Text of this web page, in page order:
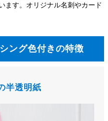
ます。オリジナル名刺やカード
ング色付きの特徴
半透明紙